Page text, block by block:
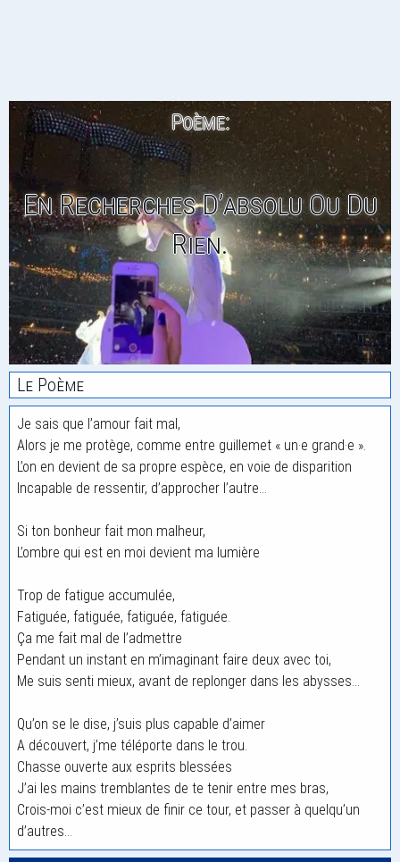
Poème:
En Recherches D’absolu Ou Du
Rien.
Le Poème
Je sais que l’amour fait mal,
Alors je me protège, comme entre guillemet « un·e grand·e ».
L’on en devient de sa propre espèce, en voie de disparition
Incapable de ressentir, d’approcher l’autre…
Si ton bonheur fait mon malheur,
L’ombre qui est en moi devient ma lumière
Trop de fatigue accumulée,
Fatiguée, fatiguée, fatiguée, fatiguée.
Ça me fait mal de l’admettre
Pendant un instant en m’imaginant faire deux avec toi,
Me suis senti mieux, avant de replonger dans les abysses…
Qu’on se le dise, j’suis plus capable d’aimer
A découvert, j’me téléporte dans le trou.
Chasse ouverte aux esprits blessées
J’ai les mains tremblantes de te tenir entre mes bras,
Crois-moi c’est mieux de finir ce tour, et passer à quelqu’un
d’autres…